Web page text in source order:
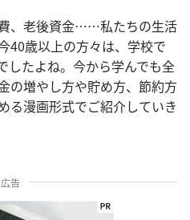
、老後資金……私たちの生活
40歳以上の方々は、学校で
したよね。今から学んでも全
増やし方や貯め方、節約方
る漫画形式でご紹介していき
広告